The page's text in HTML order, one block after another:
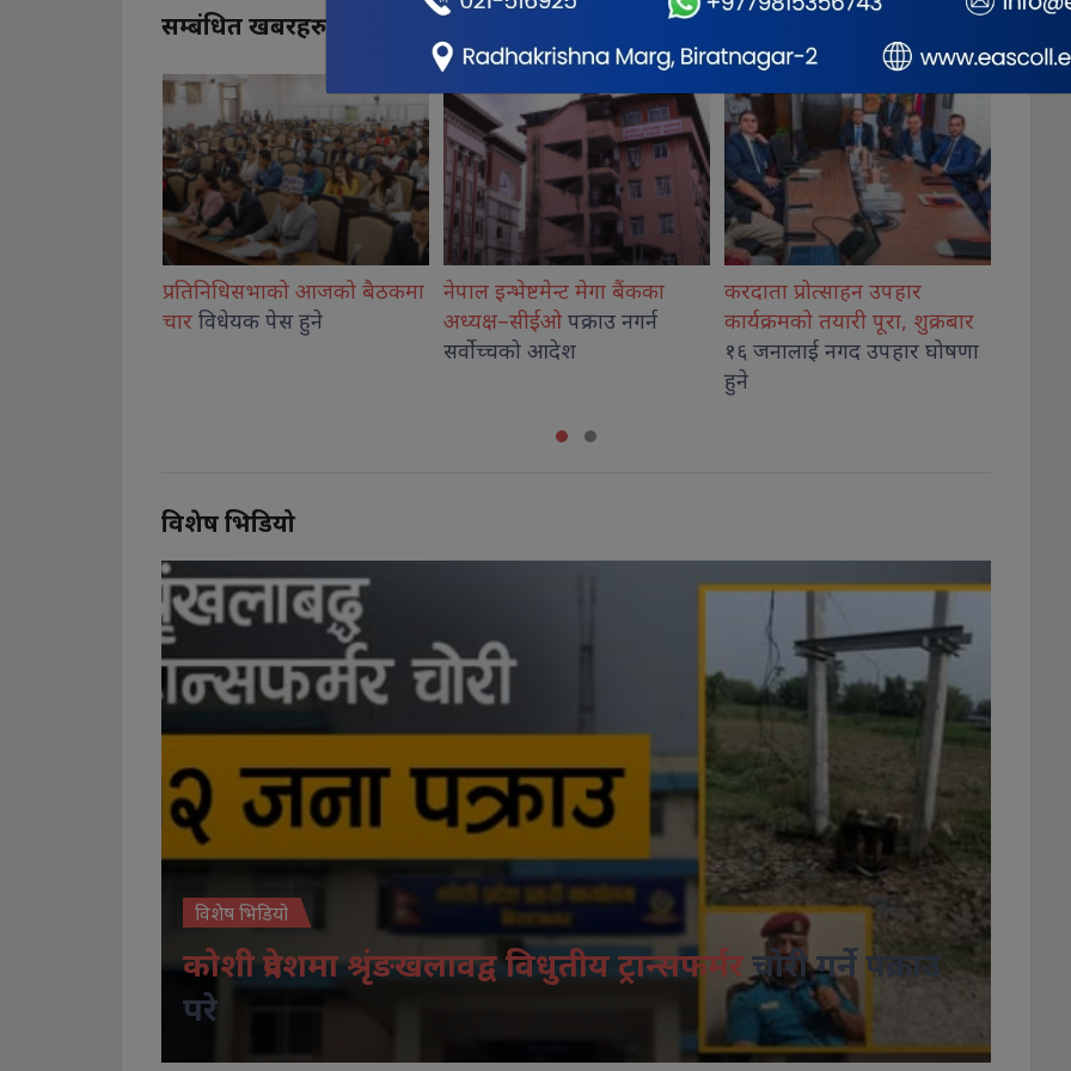
सम्बंधित खबरहरु
नेपाल इन्भेष्टमेन्ट मेगा बैंकका
अध्यक्ष–सीईओ पक्राउ नगर्न
करदाता प्रोत्साहन उपहार
कार्यक्रमको तयारी पूरा, शुक्रबार
१६ जनालाई नगद उपहार घोषणा
मोरङमा ४ वर्षीया बालिकाको
हत्या आरोपमा एक जना पक्राउ
विशेष भिडियो
विशेष भिडियो
कोशी प्रदेशमा श्रृंङखलावद्व विधुतीय ट्रान्सफर्मरचोरी गर्ने पक्राउ
परे